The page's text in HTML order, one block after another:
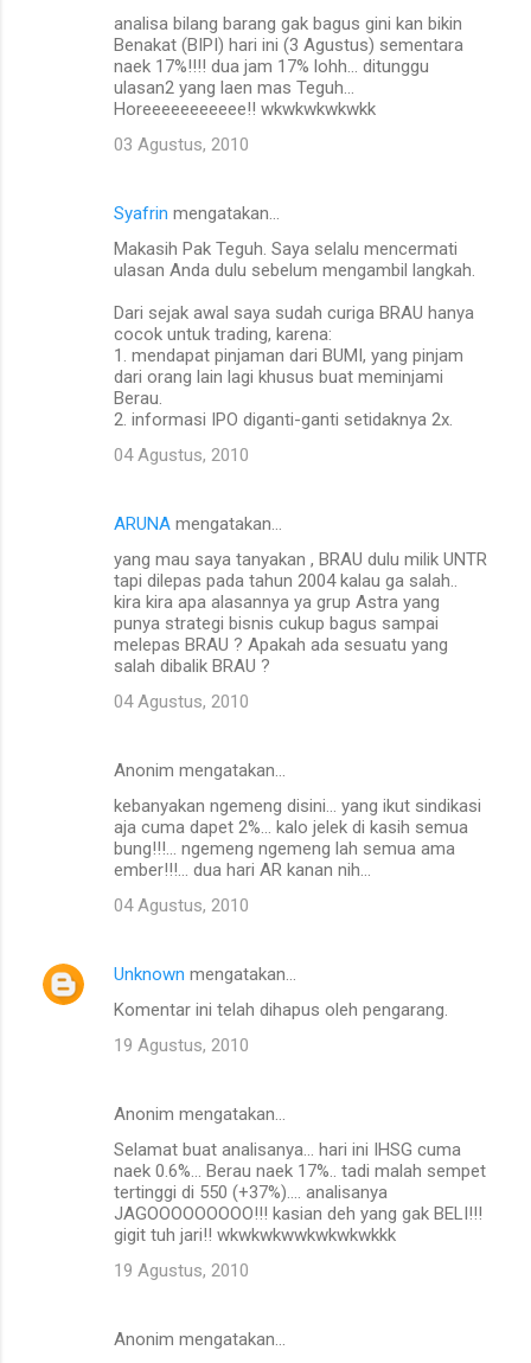
analisa bilang barang gak bagus gini kan bikin
Benakat (BIPI) hari ini (3 Agustus) sementara
naek 17%!!!! dua jam 17% lohh... ditunggu
ulasan2 yang laen mas Teguh...
Horeeeeeeeeeee!! wkwkwkwkwkk
03 Agustus, 2010
Syafrin mengatakan…
Makasih Pak Teguh. Saya selalu mencermati
ulasan Anda dulu sebelum mengambil langkah.
Dari sejak awal saya sudah curiga BRAU hanya
cocok untuk trading, karena:
1. mendapat pinjaman dari BUMI, yang pinjam
dari orang lain lagi khusus buat meminjami
Berau.
2. informasi IPO diganti-ganti setidaknya 2x.
04 Agustus, 2010
ARUNA mengatakan…
yang mau saya tanyakan , BRAU dulu milik UNTR
tapi dilepas pada tahun 2004 kalau ga salah..
kira kira apa alasannya ya grup Astra yang
punya strategi bisnis cukup bagus sampai
melepas BRAU ? Apakah ada sesuatu yang
salah dibalik BRAU ?
04 Agustus, 2010
Anonim mengatakan…
kebanyakan ngemeng disini... yang ikut sindikasi
aja cuma dapet 2%... kalo jelek di kasih semua
bung!!!... ngemeng ngemeng lah semua ama
ember!!!... dua hari AR kanan nih...
04 Agustus, 2010
Unknown mengatakan…
Komentar ini telah dihapus oleh pengarang.
19 Agustus, 2010
Anonim mengatakan…
Selamat buat analisanya... hari ini IHSG cuma
naek 0.6%... Berau naek 17%.. tadi malah sempet
tertinggi di 550 (+37%).... analisanya
JAGOOOOOOOOO!!! kasian deh yang gak BELI!!!
gigit tuh jari!! wkwkwkwwkwkwkwkkk
19 Agustus, 2010
Anonim mengatakan…